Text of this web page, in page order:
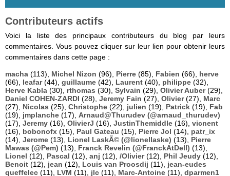
Contributeurs actifs
Voici la liste des principaux contributeurs du blog par leurs
commentaires. Vous pouvez cliquer sur leur lien pour obtenir leurs
commentaires dans cette page :
macha (113), Michel Nizon (96), Pierre (85), Fabien (66), herve
(66), leafar(44), guillaume (42), Laurent (40), philippe (32),
Herve Kabla (30), rthomas (30), Sylvain (29), Olivier Auber(29),
Daniel COHEN-ZARDI (28), Jeremy Fain (27), Olivier(27), Marc
(27), Nicolas (25), Christophe (22), julien (19), Patrick (19), Fab
(19), jmplanche (17), Arnaud@Thurudev (@arnaud_thurudev)
(17), Jeremy (16), OlivierJ (16), JustinThemiddle (16), vicnent
(16), bobonofx (15), Paul Gateau (15), Pierre Jol (14), patr_ix
(14), Jerome (13), Lionel LaskÃ© (@lionellaske) (13), Pierre
Mawas (@Pem) (13), Franck Revelin (@FranckAtDell) (13),
Lionel (12), Pascal (12), anj (12), /Olivier(12), Phil Jeudy (12),
Benoit (12), jean (12), Louis van Proosdij (11), jean-eudes
queffelec (11), LVM (11), jlc (11), Marc-Antoine (11), dparmen1